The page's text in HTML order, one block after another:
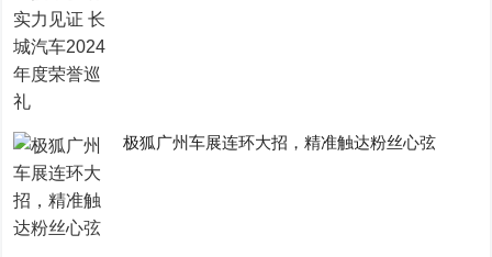
极狐广州车展连环大招，精准触达粉丝心弦